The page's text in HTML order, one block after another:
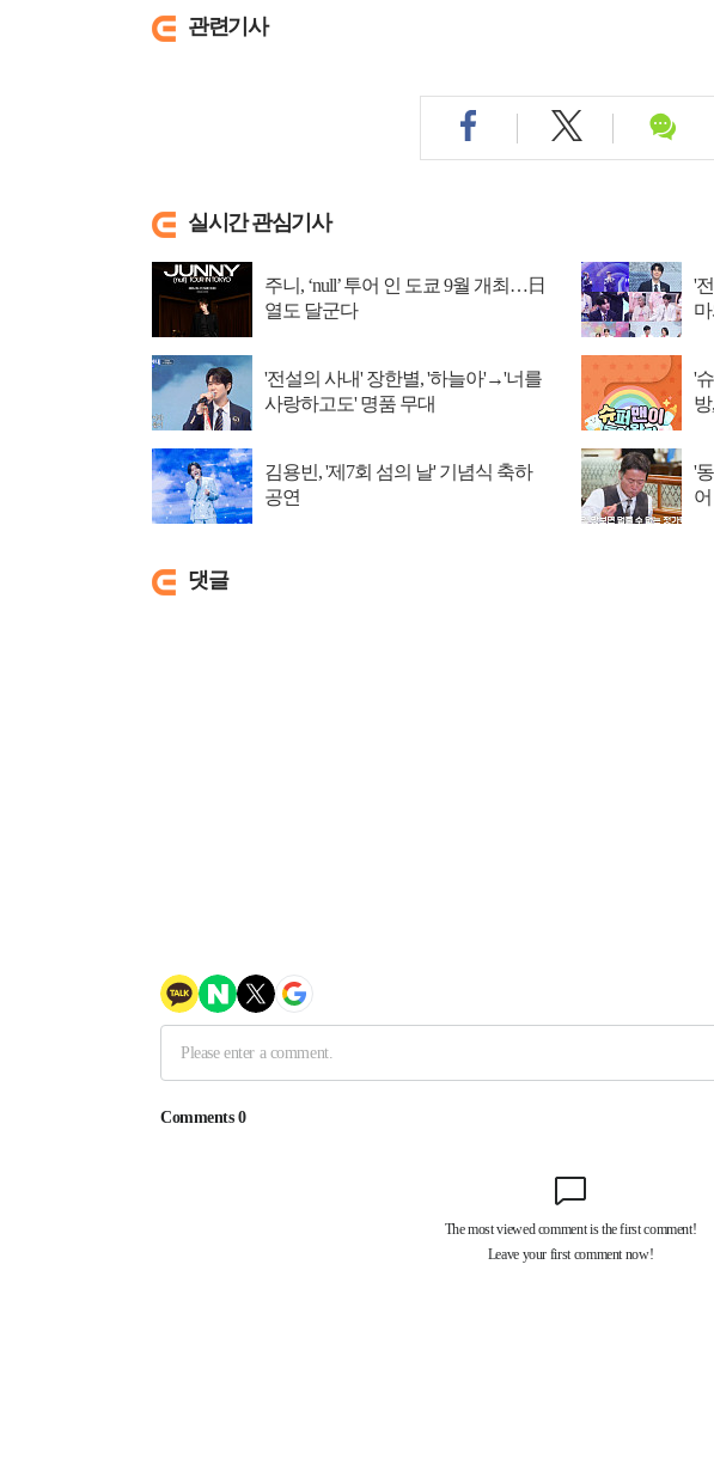
관련기사
실시간 관심기사
주니, ‘null’ 투어 인 도쿄 9월 개최…日
열도 달군다
'
'전설의 사내' 장한별, '하늘아'→'너를
사랑하고도' 명품 무대
'
김용빈, '제7회 섬의 날' 기념식 축하
공연
'
댓글